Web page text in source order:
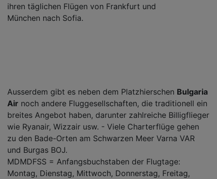
ihren täglichen Flügen von Frankfurt und
München nach Sofia.
Ausserdem gibt es neben dem Platzhierschen Bulgaria
Air noch andere Fluggesellschaften, die traditionell ein
breites Angebot haben, darunter zahlreiche Billigflieger
wie Ryanair, Wizzair usw. - Viele Charterflüge gehen
zu den Bade-Orten am Schwarzen Meer Varna VAR
und Burgas BOJ.
MDMDFSS = Anfangsbuchstaben der Flugtage:
Montag, Dienstag, Mittwoch, Donnerstag, Freitag,